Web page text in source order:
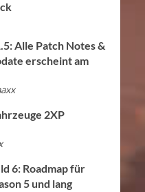
Alle Patch Notes &
erscheint am
2XP
6: Roadmap für
5 und lang